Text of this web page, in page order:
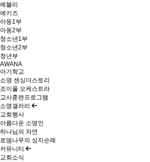
예블리
예키즈
아동1부
아동2부
청소년1부
청소년2부
청년부
AWANA
아기학교
소명 센싱더스토리
조이풀 오케스트라
교사훈련프로그램
소명갤러리
교회행사
아름다운 소명인
하나님의 자연
로뎀나무의 성지순례
커뮤니티
교회소식